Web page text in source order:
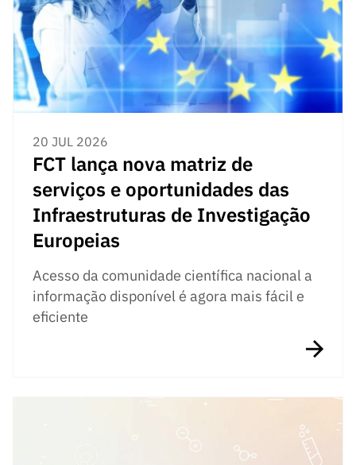
20 JUL 2026
FCT lança nova matriz de
serviços e oportunidades das
Infraestruturas de Investigação
Europeias
Acesso da comunidade científica nacional a
informação disponível é agora mais fácil e
eficiente